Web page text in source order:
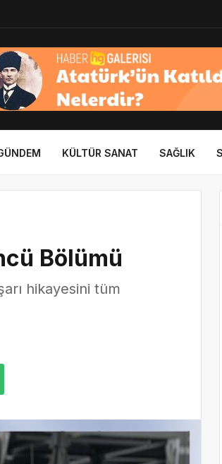
KÜLTÜR SANAT SAĞLIK
Bölümü
hikayesini tüm